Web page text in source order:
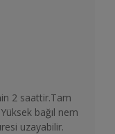
2 saattir.Tam
bağıl nem
uzayabilir.